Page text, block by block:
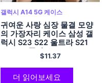
갤럭시 A14 5G 케이스
귀여운 사랑 심장 물결 모양
의 가장자리 케이스 삼성 갤
럭시 S23 S22 울트라 S21
S20 FE 플러스 A53 A52
A23 A14 A34 A54 A33
A32 5G 소프트 커버
$11.37
더 읽어보세요